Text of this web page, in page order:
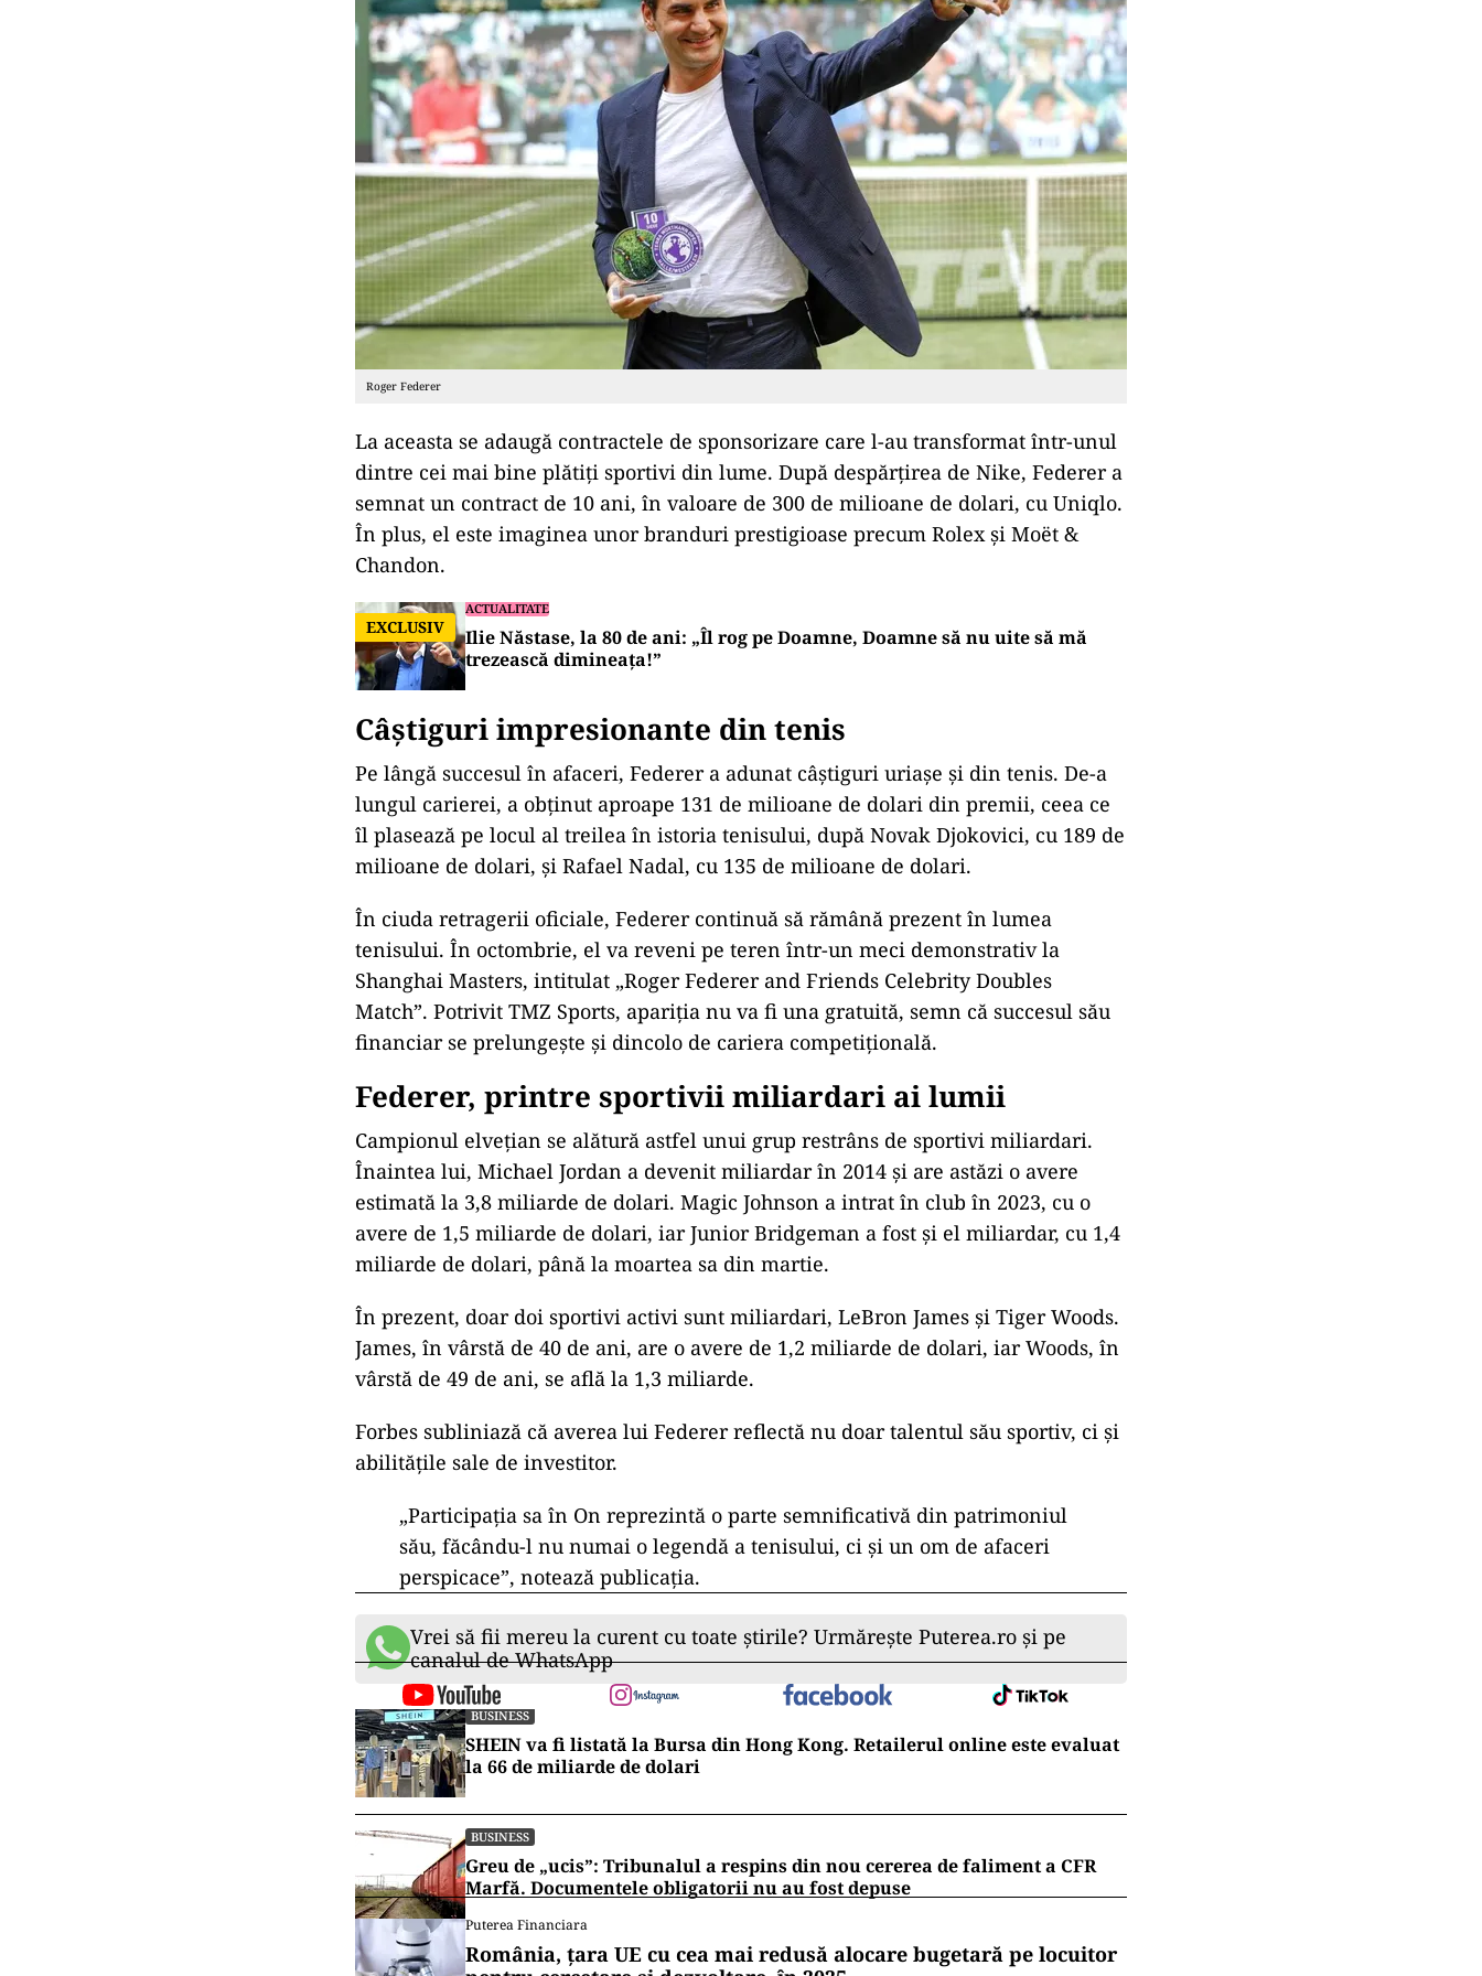
Roger Federer
La aceasta se adaugă contractele de sponsorizare care l-au transformat într-unul
dintre cei mai bine plătiți sportivi din lume. După despărțirea de Nike, Federer a
semnat un contract de 10 ani, în valoare de 300 de milioane de dolari, cu Uniqlo.
În plus, el este imaginea unor branduri prestigioase precum Rolex și Moët &
Chandon.
EXCLUSIV
ACTUALITATE
Ilie Năstase, la 80 de ani: „Îl rog pe Doamne, Doamne să nu uite să mă
trezească dimineața!”
Câștiguri impresionante din tenis
Pe lângă succesul în afaceri, Federer a adunat câștiguri uriașe și din tenis. De-a
lungul carierei, a obținut aproape 131 de milioane de dolari din premii, ceea ce
îl plasează pe locul al treilea în istoria tenisului, după Novak Djokovici, cu 189 de
milioane de dolari, și Rafael Nadal, cu 135 de milioane de dolari.
În ciuda retragerii oficiale, Federer continuă să rămână prezent în lumea
tenisului. În octombrie, el va reveni pe teren într-un meci demonstrativ la
Shanghai Masters, intitulat „Roger Federer and Friends Celebrity Doubles
Match”. Potrivit TMZ Sports, apariția nu va fi una gratuită, semn că succesul său
financiar se prelungește și dincolo de cariera competițională.
Federer, printre sportivii miliardari ai lumii
Campionul elvețian se alătură astfel unui grup restrâns de sportivi miliardari.
Înaintea lui, Michael Jordan a devenit miliardar în 2014 și are astăzi o avere
estimată la 3,8 miliarde de dolari. Magic Johnson a intrat în club în 2023, cu o
avere de 1,5 miliarde de dolari, iar Junior Bridgeman a fost și el miliardar, cu 1,4
miliarde de dolari, până la moartea sa din martie.
În prezent, doar doi sportivi activi sunt miliardari, LeBron James și Tiger Woods.
James, în vârstă de 40 de ani, are o avere de 1,2 miliarde de dolari, iar Woods, în
vârstă de 49 de ani, se află la 1,3 miliarde.
Forbes subliniază că averea lui Federer reflectă nu doar talentul său sportiv, ci și
abilitățile sale de investitor.
„Participația sa în On reprezintă o parte semnificativă din patrimoniul
său, făcându-l nu numai o legendă a tenisului, ci și un om de afaceri
perspicace”, notează publicația.
Vrei să fii mereu la curent cu toate știrile? Urmărește Puterea.ro și pe
canalul de WhatsApp
BUSINESS
SHEIN va fi listată la Bursa din Hong Kong. Retailerul online este evaluat
la 66 de miliarde de dolari
BUSINESS
Greu de „ucis”: Tribunalul a respins din nou cererea de faliment a CFR
Marfă. Documentele obligatorii nu au fost depuse
Puterea Financiara
România, țara UE cu cea mai redusă alocare bugetară pe locuitor